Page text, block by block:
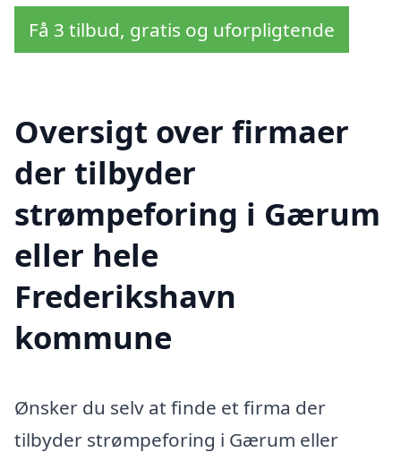
Få 3 tilbud, gratis og uforpligtende
Oversigt over firmaer
der tilbyder
strømpeforing i Gærum
eller hele
Frederikshavn
kommune
Ønsker du selv at finde et firma der
tilbyder strømpeforing i Gærum eller